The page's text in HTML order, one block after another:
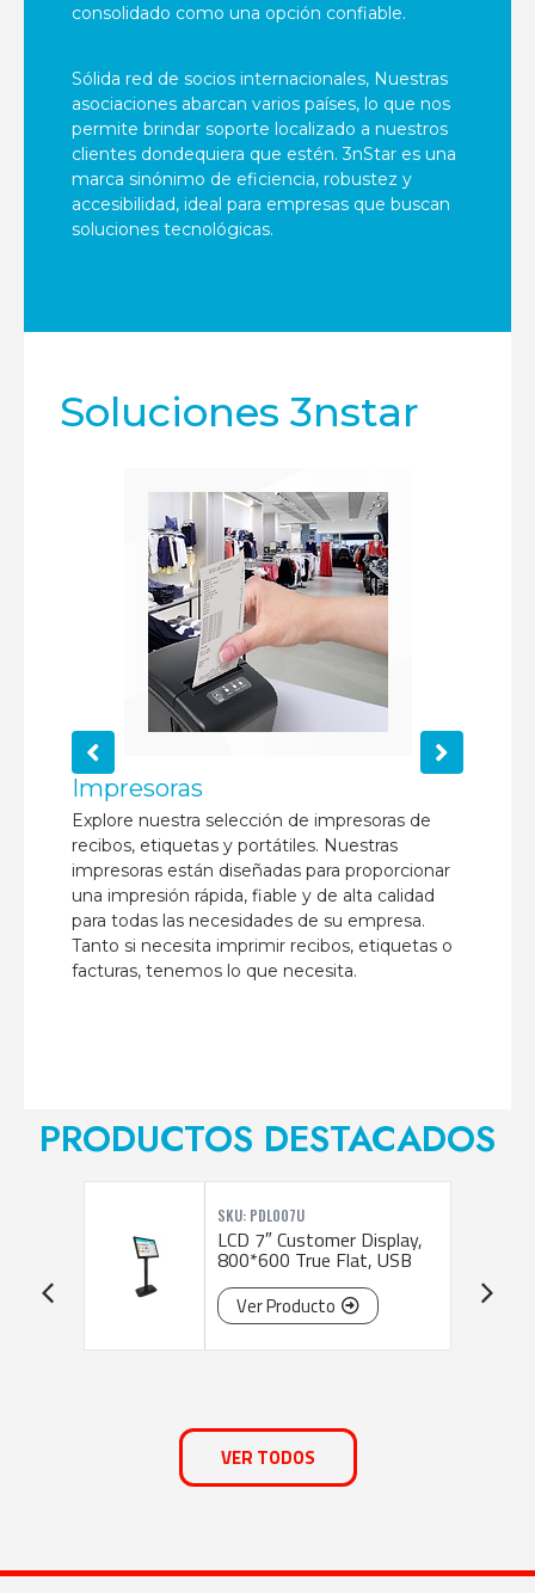
consolidado como una opción confiable.
Sólida red de socios internacionales, Nuestras
asociaciones abarcan varios países, lo que nos
permite brindar soporte localizado a nuestros
clientes dondequiera que estén. 3nStar es una
marca sinónimo de eficiencia, robustez y
accesibilidad, ideal para empresas que buscan
soluciones tecnológicas.
Soluciones 3nstar
Impresoras
Explore nuestra selección de impresoras de
recibos, etiquetas y portátiles. Nuestras
impresoras están diseñadas para proporcionar
una impresión rápida, fiable y de alta calidad
para todas las necesidades de su empresa.
Tanto si necesita imprimir recibos, etiquetas o
facturas, tenemos lo que necesita.
PRODUCTOS DESTACADOS
SKU: PDL007U
LCD 7″ Customer Display,
800*600 True Flat, USB
Ver Producto
VER TODOS